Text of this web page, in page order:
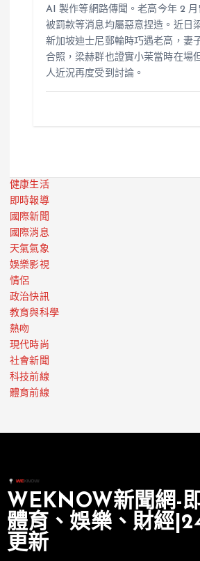
AI 製作等網路傳聞。老高今年 2 月
被罰款等消息均屬惡意捏造。近日
新加坡迪士尼郵輪時巧遇老高，妻
合照，梁赫群也證實小茉當時在場
人近況再度受到討論。
健康生活
即時報導
國際新聞
國際消息
天氣氣象
娛樂影視
情侶
政治快訊
教育與科學
熱吻
現代時尚
社會新聞
科技前線
體育前線
WEKNOW新聞網-
體育、娛樂、財經
更新